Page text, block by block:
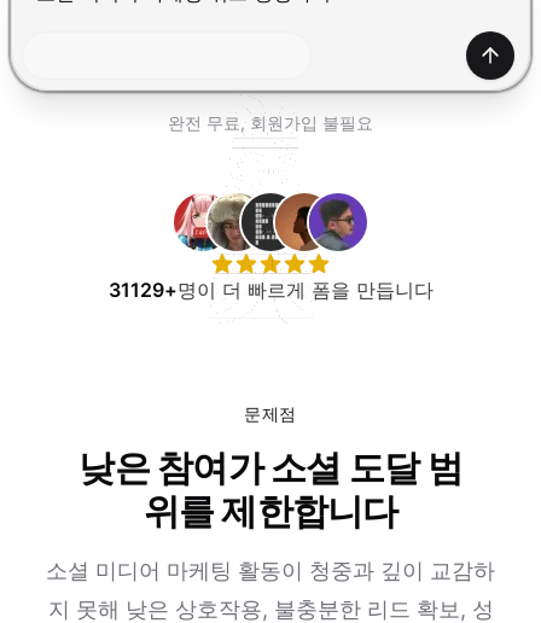
생성
완전 무료, 회원가입 불필요
31129+명이 더 빠르게 폼을 만듭니다
문제점
낮은 참여가 소셜 도달 범
위를 제한합니다
소셜 미디어 마케팅 활동이 청중과 깊이 교감하
지 못해 낮은 상호작용, 불충분한 리드 확보, 성